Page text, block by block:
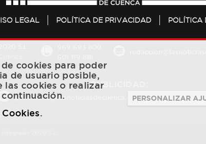
LEGAL POLÍTICA DE PRIVACIDAD POLÍTICA
PUBLICIDAD:
publicidad@lasnoticiasdecuenca.es 684 126 573 /
cookies para poder
de usuario posible,
las cookies o realizar
.
PERSONALIZAR